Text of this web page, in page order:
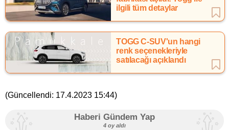
ilgili tüm detaylar
TOGG C-SUV'un hangi
renk seçenekleriyle
satılacağı açıklandı
(Güncellendi: 17.4.2023 15:44)
Haberi Gündem Yap
4 oy aldı